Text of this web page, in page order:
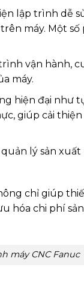
lập trình dễ
máy. Một
vận hành,
máy.
hiện đại như
giúp cải
lý sản xuất
chỉ giúp
hóa chi phí
máy CNC Fanuc